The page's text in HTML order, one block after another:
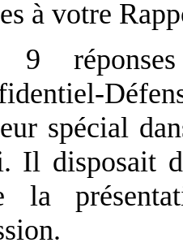
à votre
9
spécial
Il disposait
la